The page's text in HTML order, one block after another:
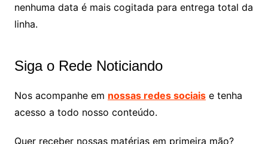
nenhuma data é mais cogitada para entrega total da
linha.
Siga o Rede Noticiando
Nos acompanhe em nossas redes sociaise tenha
acesso a todo nosso conteúdo.
Quer receber nossas matérias em primeira mão?